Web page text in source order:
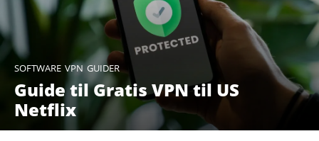
SOFTWARE VPN GUIDER
Guide til Gratis VPN til US
Netflix